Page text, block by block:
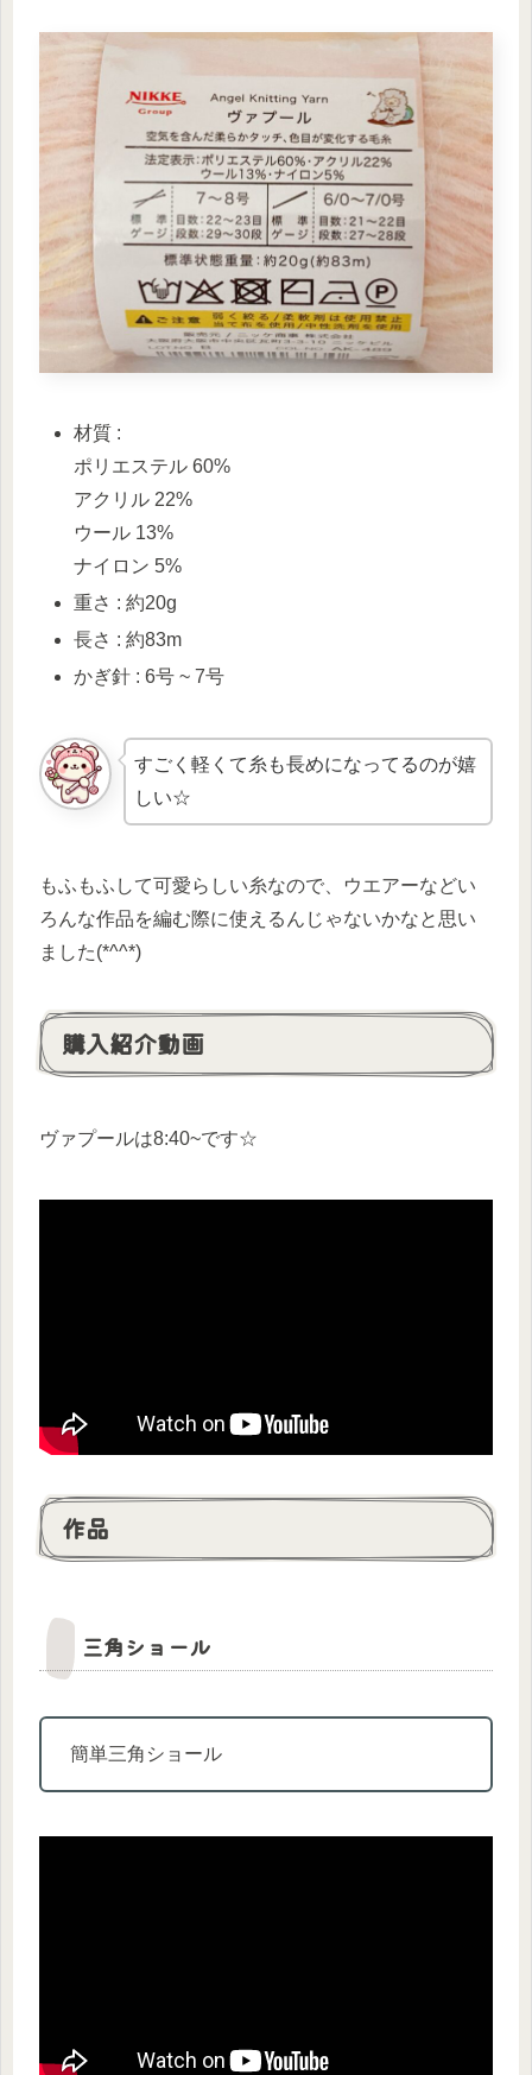
材質 :
ポリエステル 60%
アクリル 22%
ウール 13%
ナイロン 5%
重さ : 約20g
長さ : 約83m
かぎ針 : 6号 ~ 7号
すごく軽くて糸も長めになってるのが嬉
しい☆
もふもふして可愛らしい糸なので、ウエアーなどい
ろんな作品を編む際に使えるんじゃないかなと思い
ました(*^^*)
購入紹介動画
ヴァプールは8:40~です☆
作品
三角ショール
簡単三角ショール